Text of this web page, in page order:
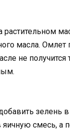
растительном
масла. Омлет
не
зелень
яичную смесь, а